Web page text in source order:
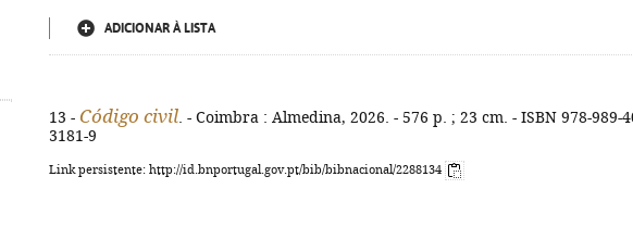
ADICIONAR À LISTA
13 - Código civil . - Coimbra : Almedina, 2026. - 576 p. ; 23 cm. - ISBN 978-989-
3181-9
Link persistente: http://id.bnportugal.gov.pt/bib/bibnacional/2288134